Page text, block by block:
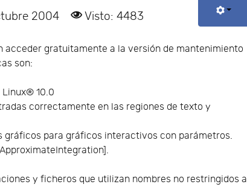
2004 Visto: 4483
acceder gratuitamente a la versión de mantenimiento
son:
Linux® 10.0
correctamente en las regiones de texto y
gráficos para gráficos interactivos con parámetros.
y ficheros que utilizan nombres no restringidos a